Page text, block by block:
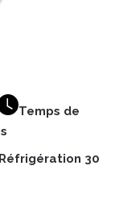
Temps de
Réfrigération 30